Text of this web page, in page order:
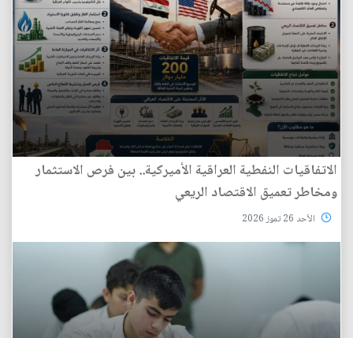
الاتفاقيات النفطية العراقية الأميركية.. بين فرص الاستثمار
ومخاطر تعميق الاقتصاد الريعي
الأحد 26 تموز 2026